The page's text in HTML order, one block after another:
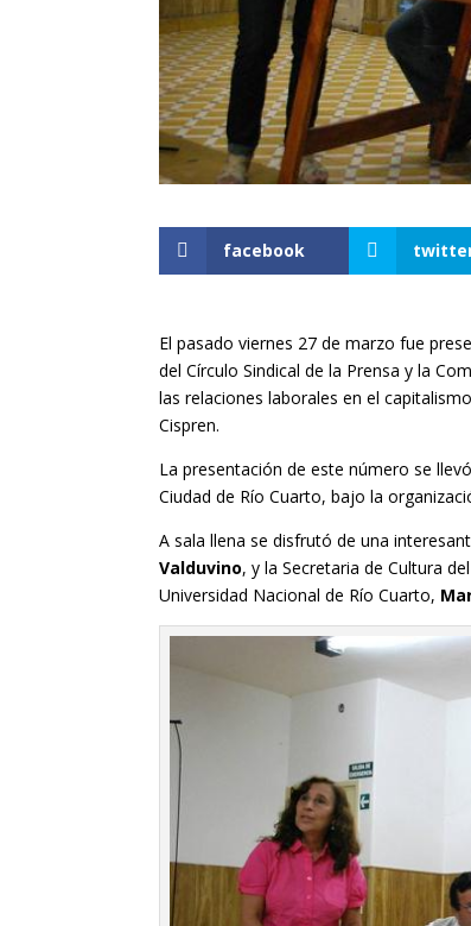
facebook
El pasado viernes 27 de marzo fue
del Círculo Sindical de la Prensa y la
las relaciones laborales en el
Cispren.
La presentación de este número se
Ciudad de Río Cuarto, bajo la
A sala llena se disfrutó de una
Valduvino, y la Secretaria de Cultura
Universidad Nacional de Río Cuarto,